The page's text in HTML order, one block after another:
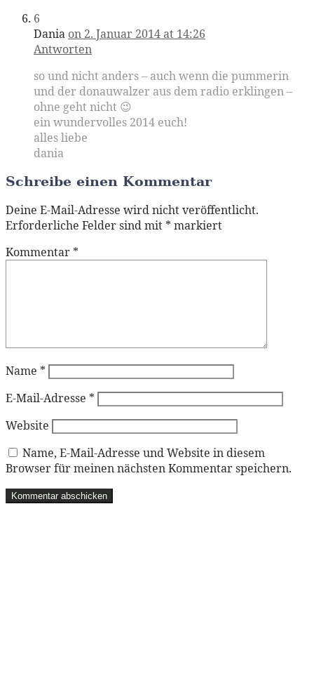
6
Dania on 2. Januar 2014 at 14:26
Antworten
so und nicht anders – auch wenn die pummerin
und der donauwalzer aus dem radio erklingen –
ohne geht nicht 😉
ein wundervolles 2014 euch!
alles liebe
dania
Schreibe einen Kommentar
Deine E-Mail-Adresse wird nicht veröffentlicht.
Erforderliche Felder sind mit * markiert
Kommentar *
Name *
E-Mail-Adresse *
Website
Name, E-Mail-Adresse und Website in diesem
Browser für meinen nächsten Kommentar speichern.